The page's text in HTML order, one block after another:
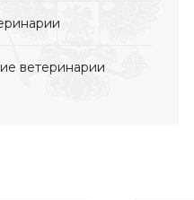
ветеринарии